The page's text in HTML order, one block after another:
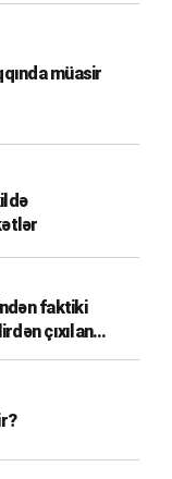
müasir
faktiki
çıxılan